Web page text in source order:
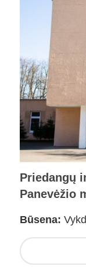
Priedangų
Panevėžio
Būsena: